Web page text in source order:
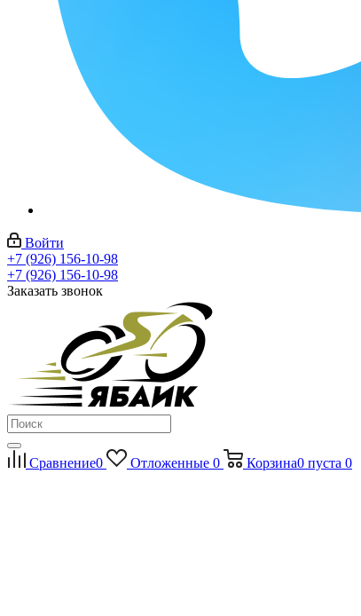
Войти
+7 (926) 156-10-98
+7 (926) 156-10-98
Заказать звонок
Сравнение0 Отложенные 0 Корзина0 пуста 0